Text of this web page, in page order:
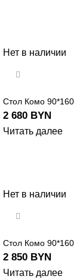
Нет в наличии
Стол Комо 90*160
2 680 BYN
Читать далее
Нет в наличии
Стол Комо 90*160
2 850 BYN
Читать далее